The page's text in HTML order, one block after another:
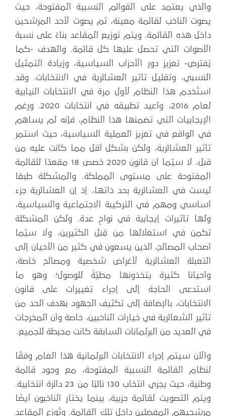
والذي يعتمد على القوائم النسبية المفتوحة، حيث
يصوت الناخب لقائمة معينة، ثم يصوت لأحد المرشحين
داخل هذه القائمة. ويتم توزيع المقاعد بناءً على نسبة
الأصوات التي تحصل عليها كل قائمة. والهدف -كما
يُفترض- تعزيز دور الأحزاب السياسية، وزيادة التمثيل
النسبي، وتقليل تأثير العشائرية في الانتخابات. وقد
استُخدم هذا النظام لأول مرة في الانتخابات النيابية
لعام 2016، وأعيد تطبيقه في انتخابات 2020. ورغم
الإيجابيات التي تضمنها هذا النظام، فإنه لم يساهم
في الواقع في تعزيز العملية السياسية، حيث استمر
تأثير العشائرية، ولكن بشكل أقل مما كانت عليه من
قبل، لا سيّما أن قانون 2020 خصص 18 مقعدًا للقائمة
المفتوحة على مستوى المملكة. والمشكلة طبعًا
ليست في العشائرية بحد ذاتها، إذ إن العشائرية جزء
أساسي ومهم في التركيبة الاجتماعية والسياسية،
ولها تأثيرات إيجابية في نواحٍ عدة. ولكن المشكلة
تكمن في استغلالها من قِبَل الكثيرين، ولا سيّما
أصحاب المصالح، الذين يسعون في كثير من الأحيان إلى
التعبئة العشائرية لأغراض شخصية ومصالح خاصة،
وأحيانا كثيرة يتخذونها مطيّةً للوصول؛ وهو ما
استدعى الحاجة إلى إجراء تغييرات على قانون
الانتخابات، بالإضافة إلى تكثيف الجهود بهدف الحد من
تأثير الشعائرية في خيارات الناخبين، خاصة وأن المخرجات
في العديد من البرلمانات السابقة كانت محبطة للجميع.
والآن سيتم إجراء الانتخابات البرلمانية هذا العام وفقًا
لنظام القائمة النسبية المفتوحة، مع وجود قائمة
وطنية، حيث يجري انتخاب 130 نائبًا من 23 دائرة انتخابية.
ويتم التصويت لقائمة حزبية، بينما يختار الناخبون أيضًا
مرشحيهم المفضلين داخل تلك القائمة. وتُوزع المقاعد